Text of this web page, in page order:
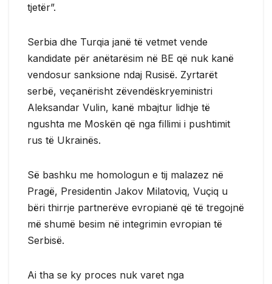
tjetër”.
Serbia dhe Turqia janë të vetmet vende
kandidate për anëtarësim në BE që nuk kanë
vendosur sanksione ndaj Rusisë. Zyrtarët
serbë, veçanërisht zëvendëskryeministri
Aleksandar Vulin, kanë mbajtur lidhje të
ngushta me Moskën që nga fillimi i pushtimit
rus të Ukrainës.
Së bashku me homologun e tij malazez në
Pragë, Presidentin Jakov Milatoviq, Vuçiq u
bëri thirrje partnerëve evropianë që të tregojnë
më shumë besim në integrimin evropian të
Serbisë.
Ai tha se ky proces nuk varet nga